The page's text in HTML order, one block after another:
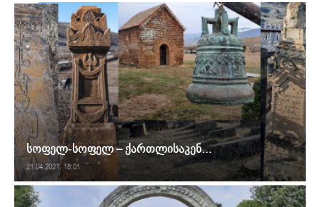
სოფელ-სოფელ – ქართლისაკენ…
21.04.2021. 18:01